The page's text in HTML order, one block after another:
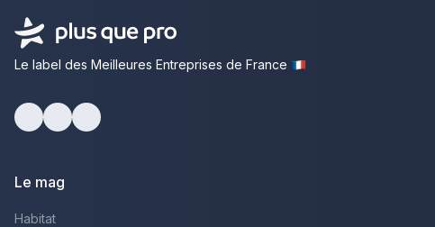
Le label des Meilleures Entreprises de France
Le mag
Habitat